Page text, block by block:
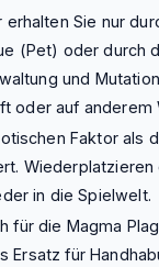
Sie nur
(Pet) oder durch
und
oder auf anderem
Faktor als
in die Spielwelt.
für die Magma
Ersatz für